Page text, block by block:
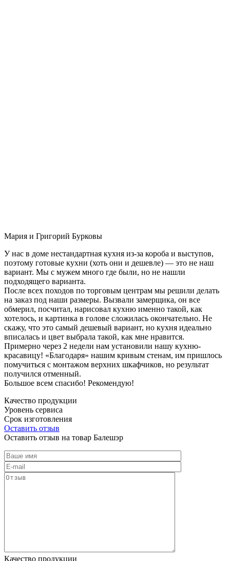
Мария и Григорий Бурковы
У нас в доме нестандартная кухня из-за короба и выступов,
поэтому готовые кухни (хоть они и дешевле) — это не наш
вариант. Мы с мужем много где были, но не нашли
подходящего варианта.
После всех походов по торговым центрам мы решили делать
на заказ под наши размеры. Вызвали замерщика, он все
обмерил, посчитал, нарисовал кухню именно такой, как
хотелось, и картинка в голове сложилась окончательно. Не
скажу, что это самый дешевый вариант, но кухня идеально
вписалась и цвет выбрала такой, как мне нравится.
Примерно через 2 недели нам установили нашу кухню-
красавицу! «Благодаря» нашим кривым стенам, им пришлось
помучиться с монтажом верхних шкафчиков, но результат
получился отменный.
Большое всем спасибо! Рекомендую!
Качество продукции
Уровень сервиса
Срок изготовления
Оставить отзыв
Оставить отзыв на товар Балешэр
Качество продукции